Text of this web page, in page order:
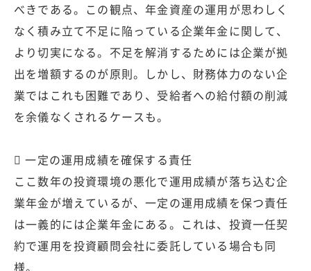
べきである。この観点、年金資産の運用が思わしく
なく積み立て不足に陥っている企業年金に関して、
より切実になる。不足を解消するためには企業が拠
出を増額するのが原則。しかし、財務体力のない企
業ではこれも困難であり、受給者への給付額の削減
を余儀なくされるケースも。
 一定の運用成績を確保する責任
ここ数年の投資環境の悪化で運用成績が落ち込む企
業年金が増えているが、一定の運用成績を保つ責任
は一義的には企業年金にある。これは、投資一任契
約で運用を投資顧問会社に委託している場合も同
様。